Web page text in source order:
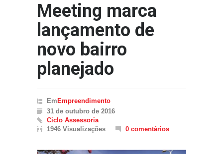
Meeting marca
lançamento de
novo bairro
planejado
Em Empreendimento
31 de outubro de 2016
Ciclo Assessoria
1946 Visualizações
0 comentários